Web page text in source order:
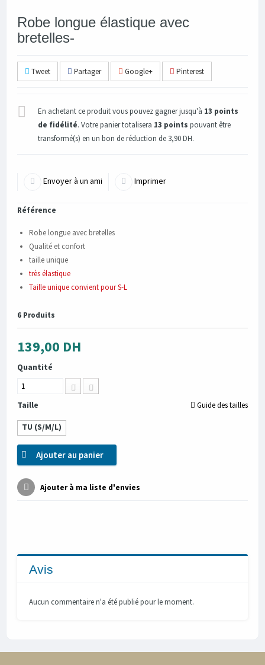
Robe longue élastique avec
bretelles-
Tweet Partager Google+ Pinterest
En achetant ce produit vous pouvez gagner jusqu'à 13 points
de fidélité. Votre panier totalisera 13 points pouvant être
transformé(s) en un bon de réduction de 3,90 DH.
Envoyer à un ami Imprimer
Référence
Robe longue avec bretelles
Qualité et confort
taille unique
très élastique
Taille unique convient pour S-L
6 Produits
139,00 DH
Quantité
Taille Guide des tailles
TU (S/M/L)
Ajouter au panier
Ajouter à ma liste d'envies
Avis
Aucun commentaire n'a été publié pour le moment.